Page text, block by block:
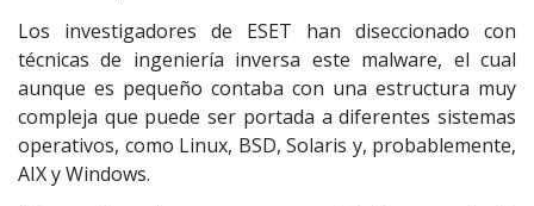
Los investigadores de ESET han diseccionado con
técnicas de ingeniería inversa este malware, el cual
aunque es pequeño contaba con una estructura muy
compleja que puede ser portada a diferentes sistemas
operativos, como Linux, BSD, Solaris y, probablemente,
AIX y Windows.